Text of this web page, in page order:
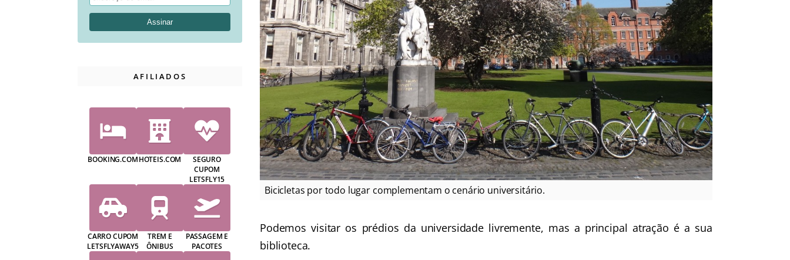
Bicicletas por todo lugar complementam o cenário universitário.
Podemos visitar os prédios da universidade livremente, mas a principal atração é a sua
biblioteca.
AFILIADOS
BOOKING.COMHOTEIS.COM
SEGURO
CUPOM
LETSFLY15
CARRO CUPOM
LETSFLYAWAY5
TREM E
ÔNIBUS
PASSAGEM E
PACOTES